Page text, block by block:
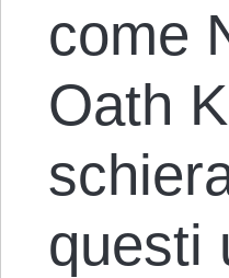
come
Oath
questi